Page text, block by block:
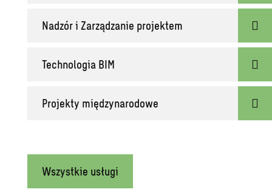
Nadzór i Zarządzanie projektem
Technologia BIM
Projekty międzynarodowe
Wszystkie usługi